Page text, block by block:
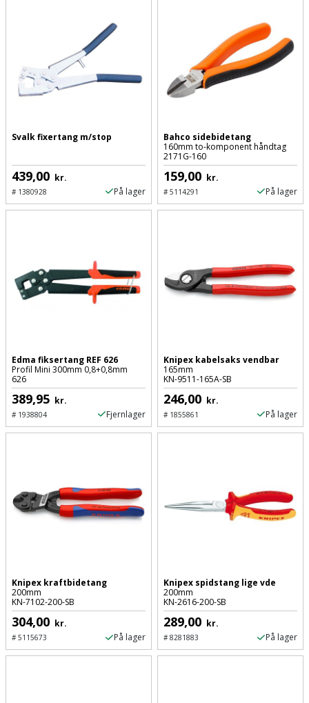
rustopløser
Soldater
teleskopstøtte
Stålbørste
Stemmejern
Stillads
Tapetværktøj
Tommestok
Ud-
Værktøjskasse
og
opbevaring
Værktøjssæt
Malersprøjte
Mejselhammer
Multicuttertilbehør
Multisliber
Nedbrydningshammer
Overfræsertilbehør
Røreværk
Rotationslaser
Rystepudser
Slagnøgle
Slagnøgletilbehør
Postkassestander
Prepping
Redskabsskur
Rengøring
Shelter
hjemmet
Skadedyrsbekæmpelse
Skydelåge
Støttemur
Støvsuger
Terrassevarmer
Trappevanger
Udebruser
afskærmning
Svalk fixertang m/stop
439,00 kr.
#1380928 På lager
Bahco sidebidetang
160mm to-komponent håndtag
2171G-160
159,00 kr.
#5114291 På lager
Edma fiksertang REF 626
Profil Mini 300mm 0,8+0,8mm
626
389,95 kr.
#1938804 Fjernlager
Knipex kabelsaks vendbar
165mm
KN-9511-165A-SB
246,00 kr.
#1855861 På lager
Knipex kraftbidetang
200mm
KN-7102-200-SB
304,00 kr.
#5115673 På lager
Knipex spidstang lige vde
200mm
KN-2616-200-SB
289,00 kr.
#8281883 På lager